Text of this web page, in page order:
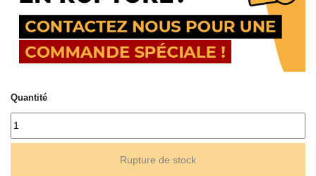
Quantité
Rupture de stock